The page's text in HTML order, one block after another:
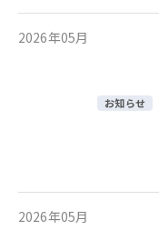
2026年05月
お知らせ
2026年05月